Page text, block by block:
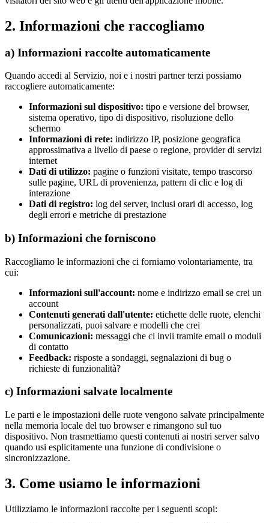
2. Informazioni che raccogliamo
a) Informazioni raccolte automaticamente
Quando accedi al Servizio, noi e i nostri partner terzi possiamo
raccogliere automaticamente:
Informazioni sul dispositivo: tipo e versione del browser,
sistema operativo, tipo di dispositivo, risoluzione dello
schermo
Informazioni di rete: indirizzo IP, posizione geografica
approssimativa a livello di paese o regione, provider di servizi
internet
Dati di utilizzo: pagine o funzioni visitate, tempo trascorso
sulle pagine, URL di provenienza, pattern di clic e log di
interazione
Dati di registro: log del server, inclusi orari di accesso, log
degli errori e metriche di prestazione
b) Informazioni che forniscono
Raccogliamo le informazioni che ci forniamo volontariamente, tra
cui:
Informazioni sull'account: nome e indirizzo email se crei un
account
Contenuti generati dall'utente: etichette delle ruote, elenchi
personalizzati, puoi salvare e modelli che crei
Comunicazioni: messaggi che ci invii tramite email o moduli
di contatto
Feedback: risposte a sondaggi, segnalazioni di bug o
richieste di funzionalità?
c) Informazioni salvate localmente
Le parti e le impostazioni delle ruote vengono salvate principalmente
nella memoria locale del tuo browser e rimangono sul tuo
dispositivo. Non trasmettiamo questi contenuti ai nostri server salvo
quando usi esplicitamente una funzione di condivisione o
sincronizzazione.
3. Come usiamo le informazioni
Utilizziamo le informazioni raccolte per i seguenti scopi: